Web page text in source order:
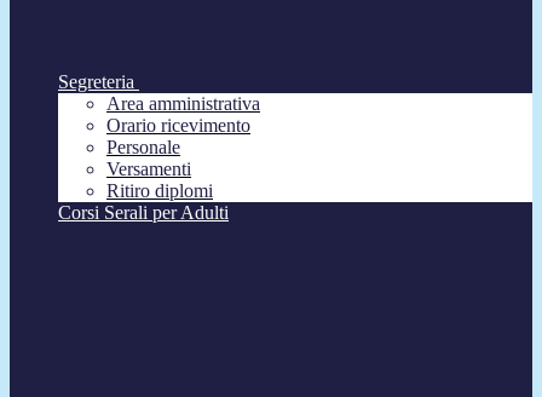
Segreteria
Area amministrativa
Orario ricevimento
Personale
Versamenti
Ritiro diplomi
Corsi Serali per Adulti